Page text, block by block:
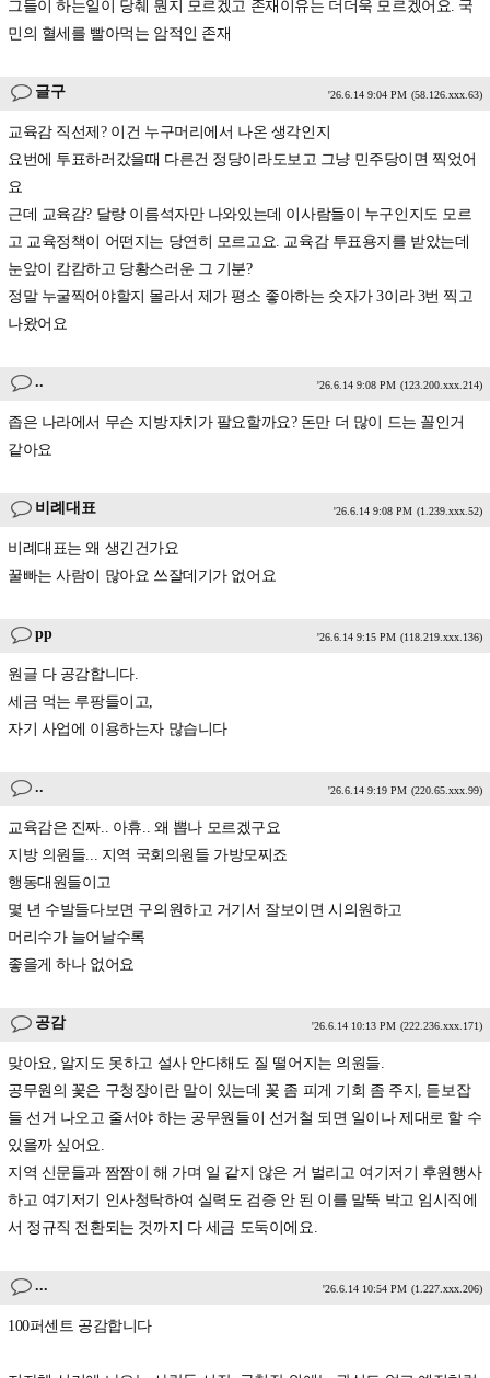
그들이 하는일이 당췌 뭔지 모르겠고 존재이유는 더더욱 모르겠어요. 국
민의 혈세를 빨아먹는 암적인 존재
글구 '26.6.14 9:04 PM (58.126.xxx.63)
교육감 직선제? 이건 누구머리에서 나온 생각인지
요번에 투표하러갔을때 다른건 정당이라도보고 그냥 민주당이면 찍었어
요
근데 교육감? 달랑 이름석자만 나와있는데 이사람들이 누구인지도 모르
고 교육정책이 어떤지는 당연히 모르고요. 교육감 투표용지를 받았는데
눈앞이 캄캄하고 당황스러운 그 기분?
정말 누굴찍어야할지 몰라서 제가 평소 좋아하는 숫자가 3이라 3번 찍고
나왔어요
.. '26.6.14 9:08 PM (123.200.xxx.214)
좁은 나라에서 무슨 지방자치가 팔요할까요? 돈만 더 많이 드는 꼴인거
같아요
비례대표 '26.6.14 9:08 PM (1.239.xxx.52)
비례대표는 왜 생긴건가요
꿀빠는 사람이 많아요 쓰잘데기가 없어요
pp '26.6.14 9:15 PM (118.219.xxx.136)
원글 다 공감합니다.
세금 먹는 루팡들이고,
자기 사업에 이용하는자 많습니다
.. '26.6.14 9:19 PM (220.65.xxx.99)
교육감은 진짜.. 아휴.. 왜 뽑나 모르겠구요
지방 의원들... 지역 국회의원들 가방모찌죠
행동대원들이고
몇 년 수발들다보면 구의원하고 거기서 잘보이면 시의원하고
머리수가 늘어날수록
좋을게 하나 없어요
공감 '26.6.14 10:13 PM (222.236.xxx.171)
맞아요, 알지도 못하고 설사 안다해도 질 떨어지는 의원들.
공무원의 꽃은 구청장이란 말이 있는데 꽃 좀 피게 기회 좀 주지, 듣보잡
들 선거 나오고 줄서야 하는 공무원들이 선거철 되면 일이나 제대로 할 수
있을까 싶어요.
지역 신문들과 짬짬이 해 가며 일 같지 않은 거 벌리고 여기저기 후원행사
하고 여기저기 인사청탁하여 실력도 검증 안 된 이를 말뚝 박고 임시직에
서 정규직 전환되는 것까지 다 세금 도둑이에요.
... '26.6.14 10:54 PM (1.227.xxx.206)
100퍼센트 공감합니다